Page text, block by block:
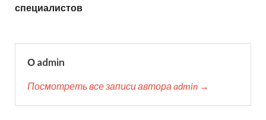
специалистов
О admin
Посмотреть все записи автора admin →